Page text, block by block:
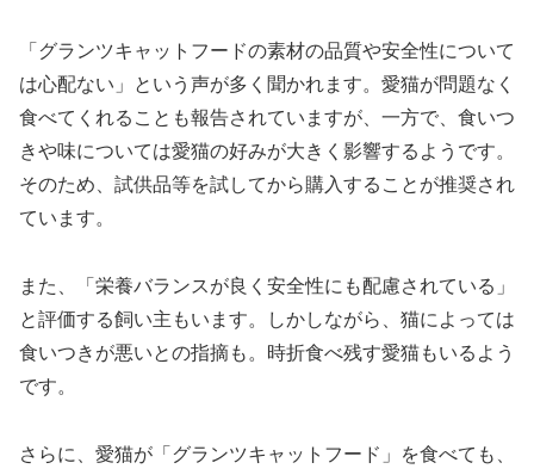
「グランツキャットフードの素材の品質や安全性について
は心配ない」という声が多く聞かれます。愛猫が問題なく
食べてくれることも報告されていますが、一方で、食いつ
きや味については愛猫の好みが大きく影響するようです。
そのため、試供品等を試してから購入することが推奨され
ています。
また、「栄養バランスが良く安全性にも配慮されている」
と評価する飼い主もいます。しかしながら、猫によっては
食いつきが悪いとの指摘も。時折食べ残す愛猫もいるよう
です。
さらに、愛猫が「グランツキャットフード」を食べても、